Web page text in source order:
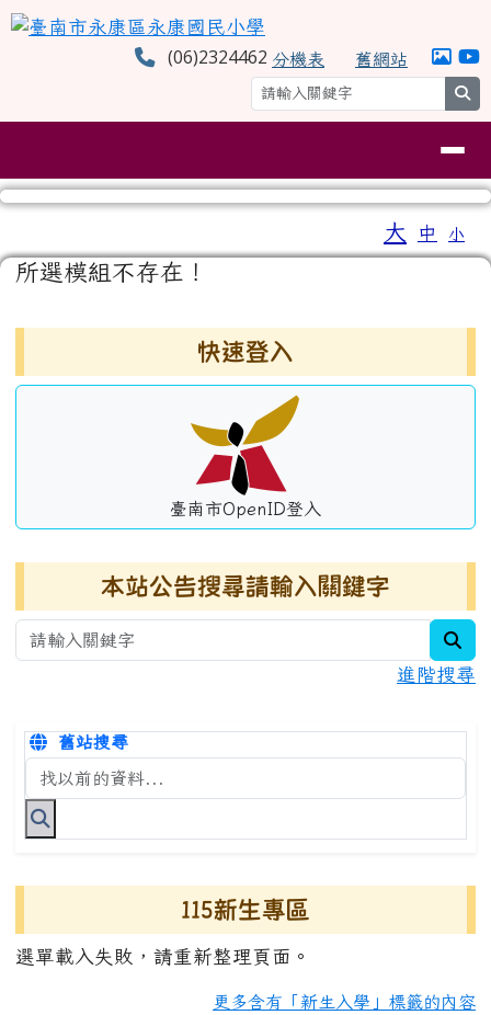
跳至主內容區
臺南市永康區永康國民小學
(06)2324462 分機表 舊網站
⏸
大 中 小
主內容區域
所選模組不存在！
快速登入
臺南市OpenID登入
本站公告搜尋請輸入關鍵字
進階搜尋
舊站搜尋
搜尋台南市永康國小全球資訊網關鍵字
115新生專區
選單載入失敗，請重新整理頁面。
更多含有「新生入學」標籤的內容
頁尾區域